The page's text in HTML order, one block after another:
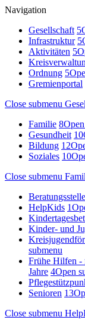
Navigation
Gesellschaft 5
Infrastruktur 5
Aktivitäten 5
Ordnung 5
Gremienportal
Close submenu
Familie 8
Gesundheit 10
Bildung 12
Soziales 10
Close submenu
HelpKids 1
Kinder- und
submenu
Frühe Hilfen -
Jahre 4Open
Senioren 13
Close submenu